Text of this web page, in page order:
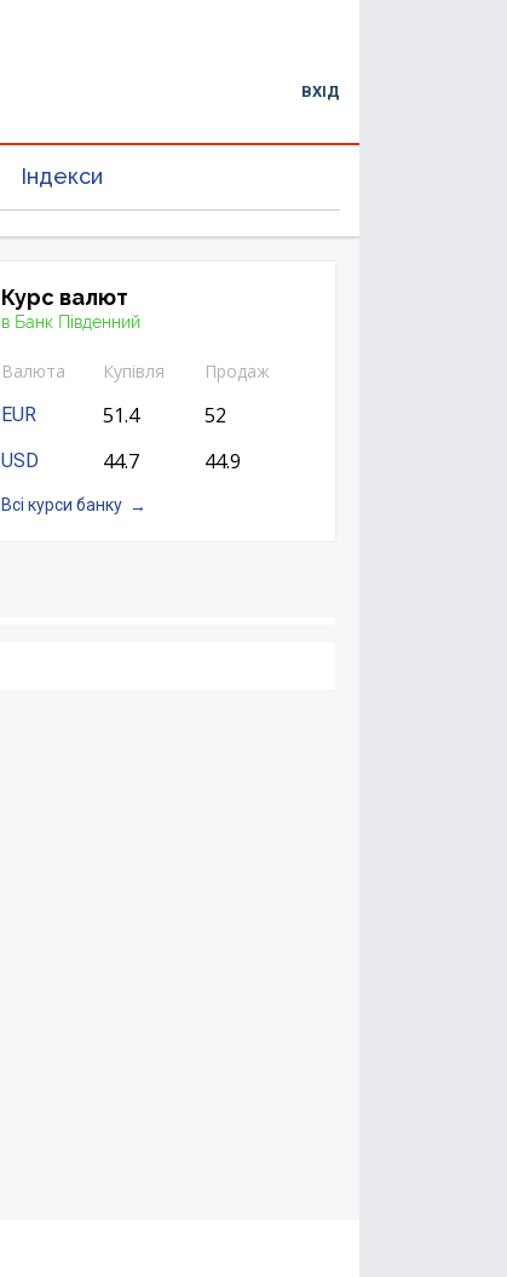
ВХІД
Індекси
Курс валют
в Банк Південний
Валюта Купівля
Продаж
EUR
51.4 52
USD 44.7 44.9
Всі курси банку